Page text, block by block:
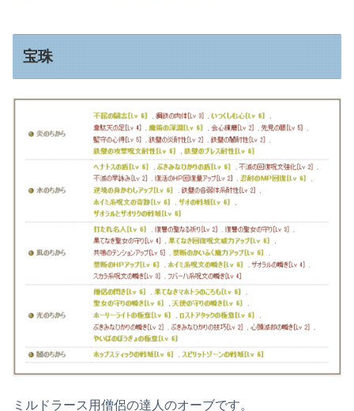
宝珠
ミルドラース用僧侶の達人のオーブです。